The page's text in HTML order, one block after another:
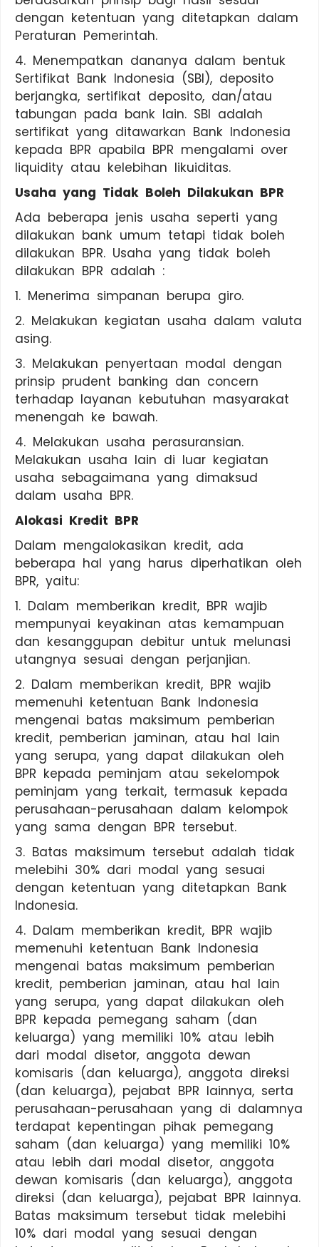
dengan ketentuan yang ditetapkan dalam
Peraturan Pemerintah.
4. Menempatkan dananya dalam bentuk
Sertifikat Bank Indonesia (SBI), deposito
berjangka, sertifikat deposito, dan/atau
tabungan pada bank lain. SBI adalah
sertifikat yang ditawarkan Bank Indonesia
kepada BPR apabila BPR mengalami over
liquidity atau kelebihan likuiditas.
Usaha yang Tidak Boleh Dilakukan BPR
Ada beberapa jenis usaha seperti yang
dilakukan bank umum tetapi tidak boleh
dilakukan BPR. Usaha yang tidak boleh
dilakukan BPR adalah :
1. Menerima simpanan berupa giro.
2. Melakukan kegiatan usaha dalam valuta
asing.
3. Melakukan penyertaan modal dengan
prinsip prudent banking dan concern
terhadap layanan kebutuhan masyarakat
menengah ke bawah.
4. Melakukan usaha perasuransian.
Melakukan usaha lain di luar kegiatan
usaha sebagaimana yang dimaksud
dalam usaha BPR.
Alokasi Kredit BPR
Dalam mengalokasikan kredit, ada
beberapa hal yang harus diperhatikan oleh
BPR, yaitu:
1. Dalam memberikan kredit, BPR wajib
mempunyai keyakinan atas kemampuan
dan kesanggupan debitur untuk melunasi
utangnya sesuai dengan perjanjian.
2. Dalam memberikan kredit, BPR wajib
memenuhi ketentuan Bank Indonesia
mengenai batas maksimum pemberian
kredit, pemberian jaminan, atau hal lain
yang serupa, yang dapat dilakukan oleh
BPR kepada peminjam atau sekelompok
peminjam yang terkait, termasuk kepada
perusahaan-perusahaan dalam kelompok
yang sama dengan BPR tersebut.
3. Batas maksimum tersebut adalah tidak
melebihi 30% dari modal yang sesuai
dengan ketentuan yang ditetapkan Bank
Indonesia.
4. Dalam memberikan kredit, BPR wajib
memenuhi ketentuan Bank Indonesia
mengenai batas maksimum pemberian
kredit, pemberian jaminan, atau hal lain
yang serupa, yang dapat dilakukan oleh
BPR kepada pemegang saham (dan
keluarga) yang memiliki 10% atau lebih
dari modal disetor, anggota dewan
komisaris (dan keluarga), anggota direksi
(dan keluarga), pejabat BPR lainnya, serta
perusahaan-perusahaan yang di dalamnya
terdapat kepentingan pihak pemegang
saham (dan keluarga) yang memiliki 10%
atau lebih dari modal disetor, anggota
dewan komisaris (dan keluarga), anggota
direksi (dan keluarga), pejabat BPR lainnya.
Batas maksimum tersebut tidak melebihi
10% dari modal yang sesuai dengan